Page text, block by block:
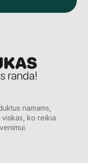
namams,
viskas, ko reikia